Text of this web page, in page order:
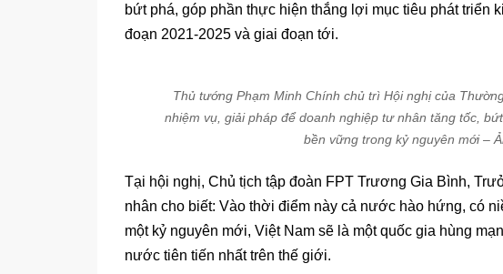
bứt phá, góp phần thực hiện thắng lợi mục tiêu phát triển
đoạn 2021-2025 và giai đoạn tới.
Thủ tướng Phạm Minh Chính chủ trì Hội nghị của
nhiệm vụ, giải pháp để doanh nghiệp tư nhân tăng tốc,
bền vững trong kỷ nguyên mới –
Tại hội nghị, Chủ tịch tập đoàn FPT Trương Gia Bình,
nhân cho biết: Vào thời điểm này cả nước hào hứng, có
một kỷ nguyên mới, Việt Nam sẽ là một quốc gia hùng
nước tiên tiến nhất trên thế giới.